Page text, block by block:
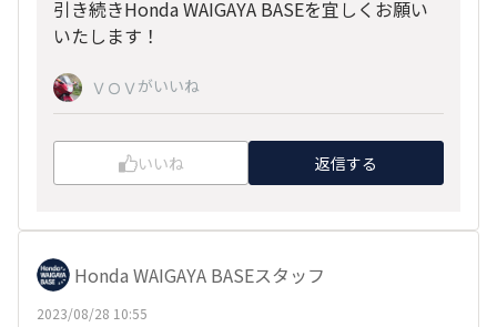
引き続きHonda WAIGAYA BASEを宜しくお願い
いたします！
ＶＯＶ がいいね
いいね 返信する
Honda WAIGAYA BASEスタッフ
2023/08/28 10:55